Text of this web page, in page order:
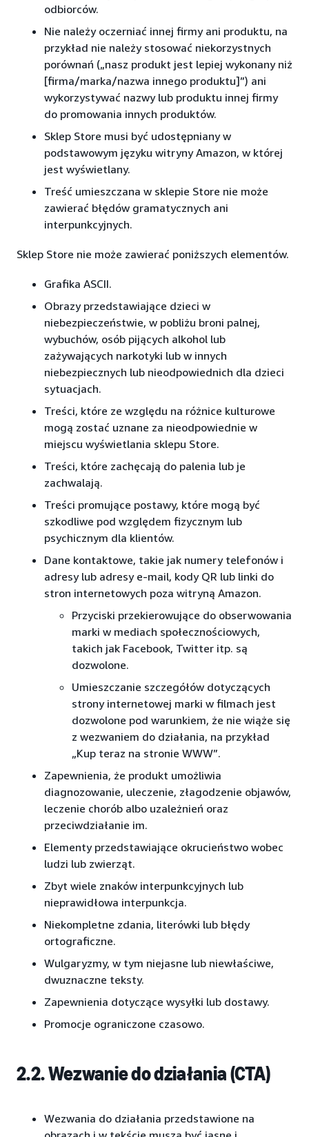
odbiorców.
Nie należy oczerniać innej firmy ani produktu, na
przykład nie należy stosować niekorzystnych
porównań („nasz produkt jest lepiej wykonany niż
[firma/marka/nazwa innego produktu]”) ani
wykorzystywać nazwy lub produktu innej firmy
do promowania innych produktów.
Sklep Store musi być udostępniany w
podstawowym języku witryny Amazon, w której
jest wyświetlany.
Treść umieszczana w sklepie Store nie może
zawierać błędów gramatycznych ani
interpunkcyjnych.
Sklep Store nie może zawierać poniższych elementów.
Grafika ASCII.
Obrazy przedstawiające dzieci w
niebezpieczeństwie, w pobliżu broni palnej,
wybuchów, osób pijących alkohol lub
zażywających narkotyki lub w innych
niebezpiecznych lub nieodpowiednich dla dzieci
sytuacjach.
Treści, które ze względu na różnice kulturowe
mogą zostać uznane za nieodpowiednie w
miejscu wyświetlania sklepu Store.
Treści, które zachęcają do palenia lub je
zachwalają.
Treści promujące postawy, które mogą być
szkodliwe pod względem fizycznym lub
psychicznym dla klientów.
Dane kontaktowe, takie jak numery telefonów i
adresy lub adresy e-mail, kody QR lub linki do
stron internetowych poza witryną Amazon.
Przyciski przekierowujące do obserwowania
marki w mediach społecznościowych,
takich jak Facebook, Twitter itp. są
dozwolone.
Umieszczanie szczegółów dotyczących
strony internetowej marki w filmach jest
dozwolone pod warunkiem, że nie wiąże się
z wezwaniem do działania, na przykład
„Kup teraz na stronie WWW”.
Zapewnienia, że produkt umożliwia
diagnozowanie, uleczenie, złagodzenie objawów,
leczenie chorób albo uzależnień oraz
przeciwdziałanie im.
Elementy przedstawiające okrucieństwo wobec
ludzi lub zwierząt.
Zbyt wiele znaków interpunkcyjnych lub
nieprawidłowa interpunkcja.
Niekompletne zdania, literówki lub błędy
ortograficzne.
Wulgaryzmy, w tym niejasne lub niewłaściwe,
dwuznaczne teksty.
Zapewnienia dotyczące wysyłki lub dostawy.
Promocje ograniczone czasowo.
2.2. Wezwanie do działania (CTA)
Wezwania do działania przedstawione na